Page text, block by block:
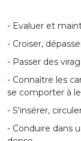
- Evaluer et
- Croiser,
- Passer des
- Connaître les
se comporter à
- S'insérer,
- Conduire dans